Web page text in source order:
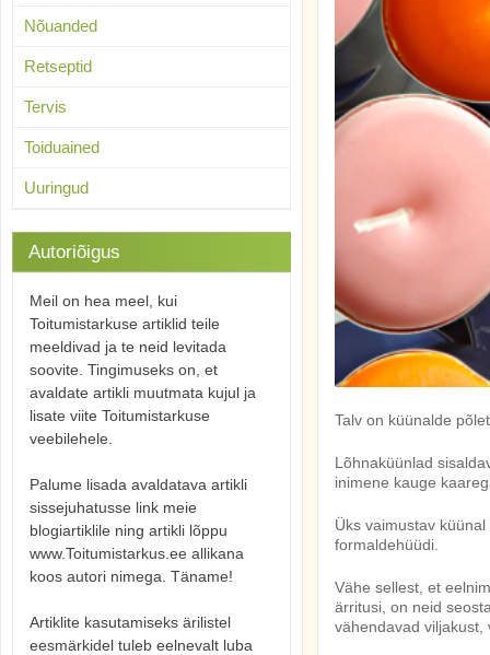
Talv on küünalde
Lõhnaküünlad
inimene kauge
Üks vaimustav
formaldehüüdi.
Vähe sellest, et
ärritusi, on neid
vähendavad
Nõuanded
Retseptid
Tervis
Toiduained
Uuringud
Autoriõigus
Meil on hea meel, kui
Toitumistarkuse artiklid teile
meeldivad ja te neid levitada
soovite. Tingimuseks on, et
avaldate artikli muutmata kujul ja
lisate viite Toitumistarkuse
veebilehele.
Palume lisada avaldatava artikli
sissejuhatusse link meie
blogiartiklile ning artikli lõppu
www.Toitumistarkus.ee allikana
koos autori nimega. Täname!
Artiklite kasutamiseks ärilistel
eesmärkidel tuleb eelnevalt luba